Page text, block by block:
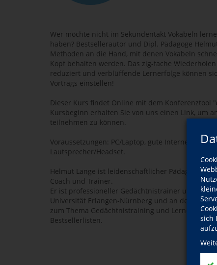
sich
Wer möchte nicht im Sekundentakt Vokabeln
haben? Bestsellerautor und Dipl. Pädagoge
Methoden an die Hand, mit denen Vokabeln
Kopf behalten werden. Das zig-fache
reduziert und verblüffende Lernerfolge können
Vortrags einstellen!
Dieser Kurs findet Online mit dem Konferenztool
Kursbeginn erhalten Sie von uns einen Link, um
teilnehmen zu können.
Voraussetzungen: PC/Laptop, gute
Lautsprecher/Headset.
Helmut Lange ist leidenschaftlicher Pädagoge
Coach und Trainer.
Er ist professioneller Gedächtnistrainer und
Universität Erlangen-Nürnberg und an der
zum Thema Gedächtnistraining und Lernen
Bestsellerlisten.